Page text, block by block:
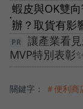
●
蝦皮與OK雙
辦？取貨有影
讓產業看
MVP特別表彰
關鍵字： ＃便利商